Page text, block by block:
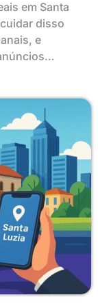
em Santa
disso
e